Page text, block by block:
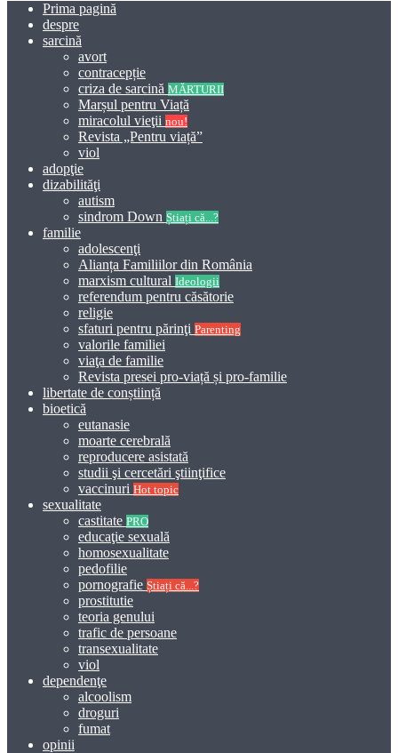
Prima pagină
despre
sarcină
avort
contracepție
criza de sarcină MĂRTURII
Marșul pentru Viață
miracolul vieţii nou!
Revista „Pentru viață”
viol
adopţie
dizabilităţi
autism
sindrom Down Știați că...?
familie
adolescenţi
Alianța Familiilor din România
marxism cultural Ideologii
referendum pentru căsătorie
religie
sfaturi pentru părinţi Parenting
valorile familiei
viaţa de familie
Revista presei pro-viață și pro-familie
libertate de conștiință
bioetică
eutanasie
moarte cerebrală
reproducere asistată
studii şi cercetări ştiinţifice
vaccinuri Hot topic
sexualitate
castitate PRO
educaţie sexuală
homosexualitate
pedofilie
pornografie Știați că...?
prostitutie
teoria genului
trafic de persoane
transexualitate
viol
dependenţe
alcoolism
droguri
fumat
opinii